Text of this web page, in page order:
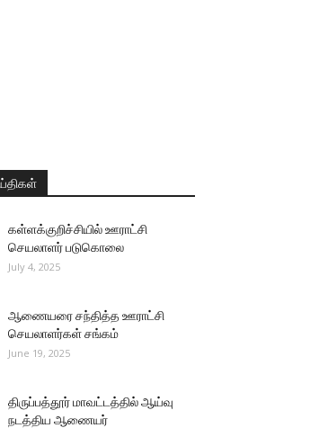
கள்ளக்குறிச்சியில் ஊராட்சி
செயலாளர் படுகொலை
July 4, 2025
ஆணையரை சந்தித்த ஊராட்சி
செயலாளர்கள் சங்கம்
June 19, 2025
திருப்பத்தூர் மாவட்டத்தில் ஆய்வு
நடத்திய ஆணையர்